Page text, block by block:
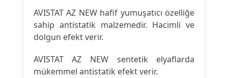
AVISTAT AZ NEW hafif yumuşatıcı özelliğe
sahip antistatik malzemedir. Hacimli ve
dolgun efekt verir.
AVISTAT AZ NEW sentetik elyaflarda
mükemmel antistatik efekt verir.